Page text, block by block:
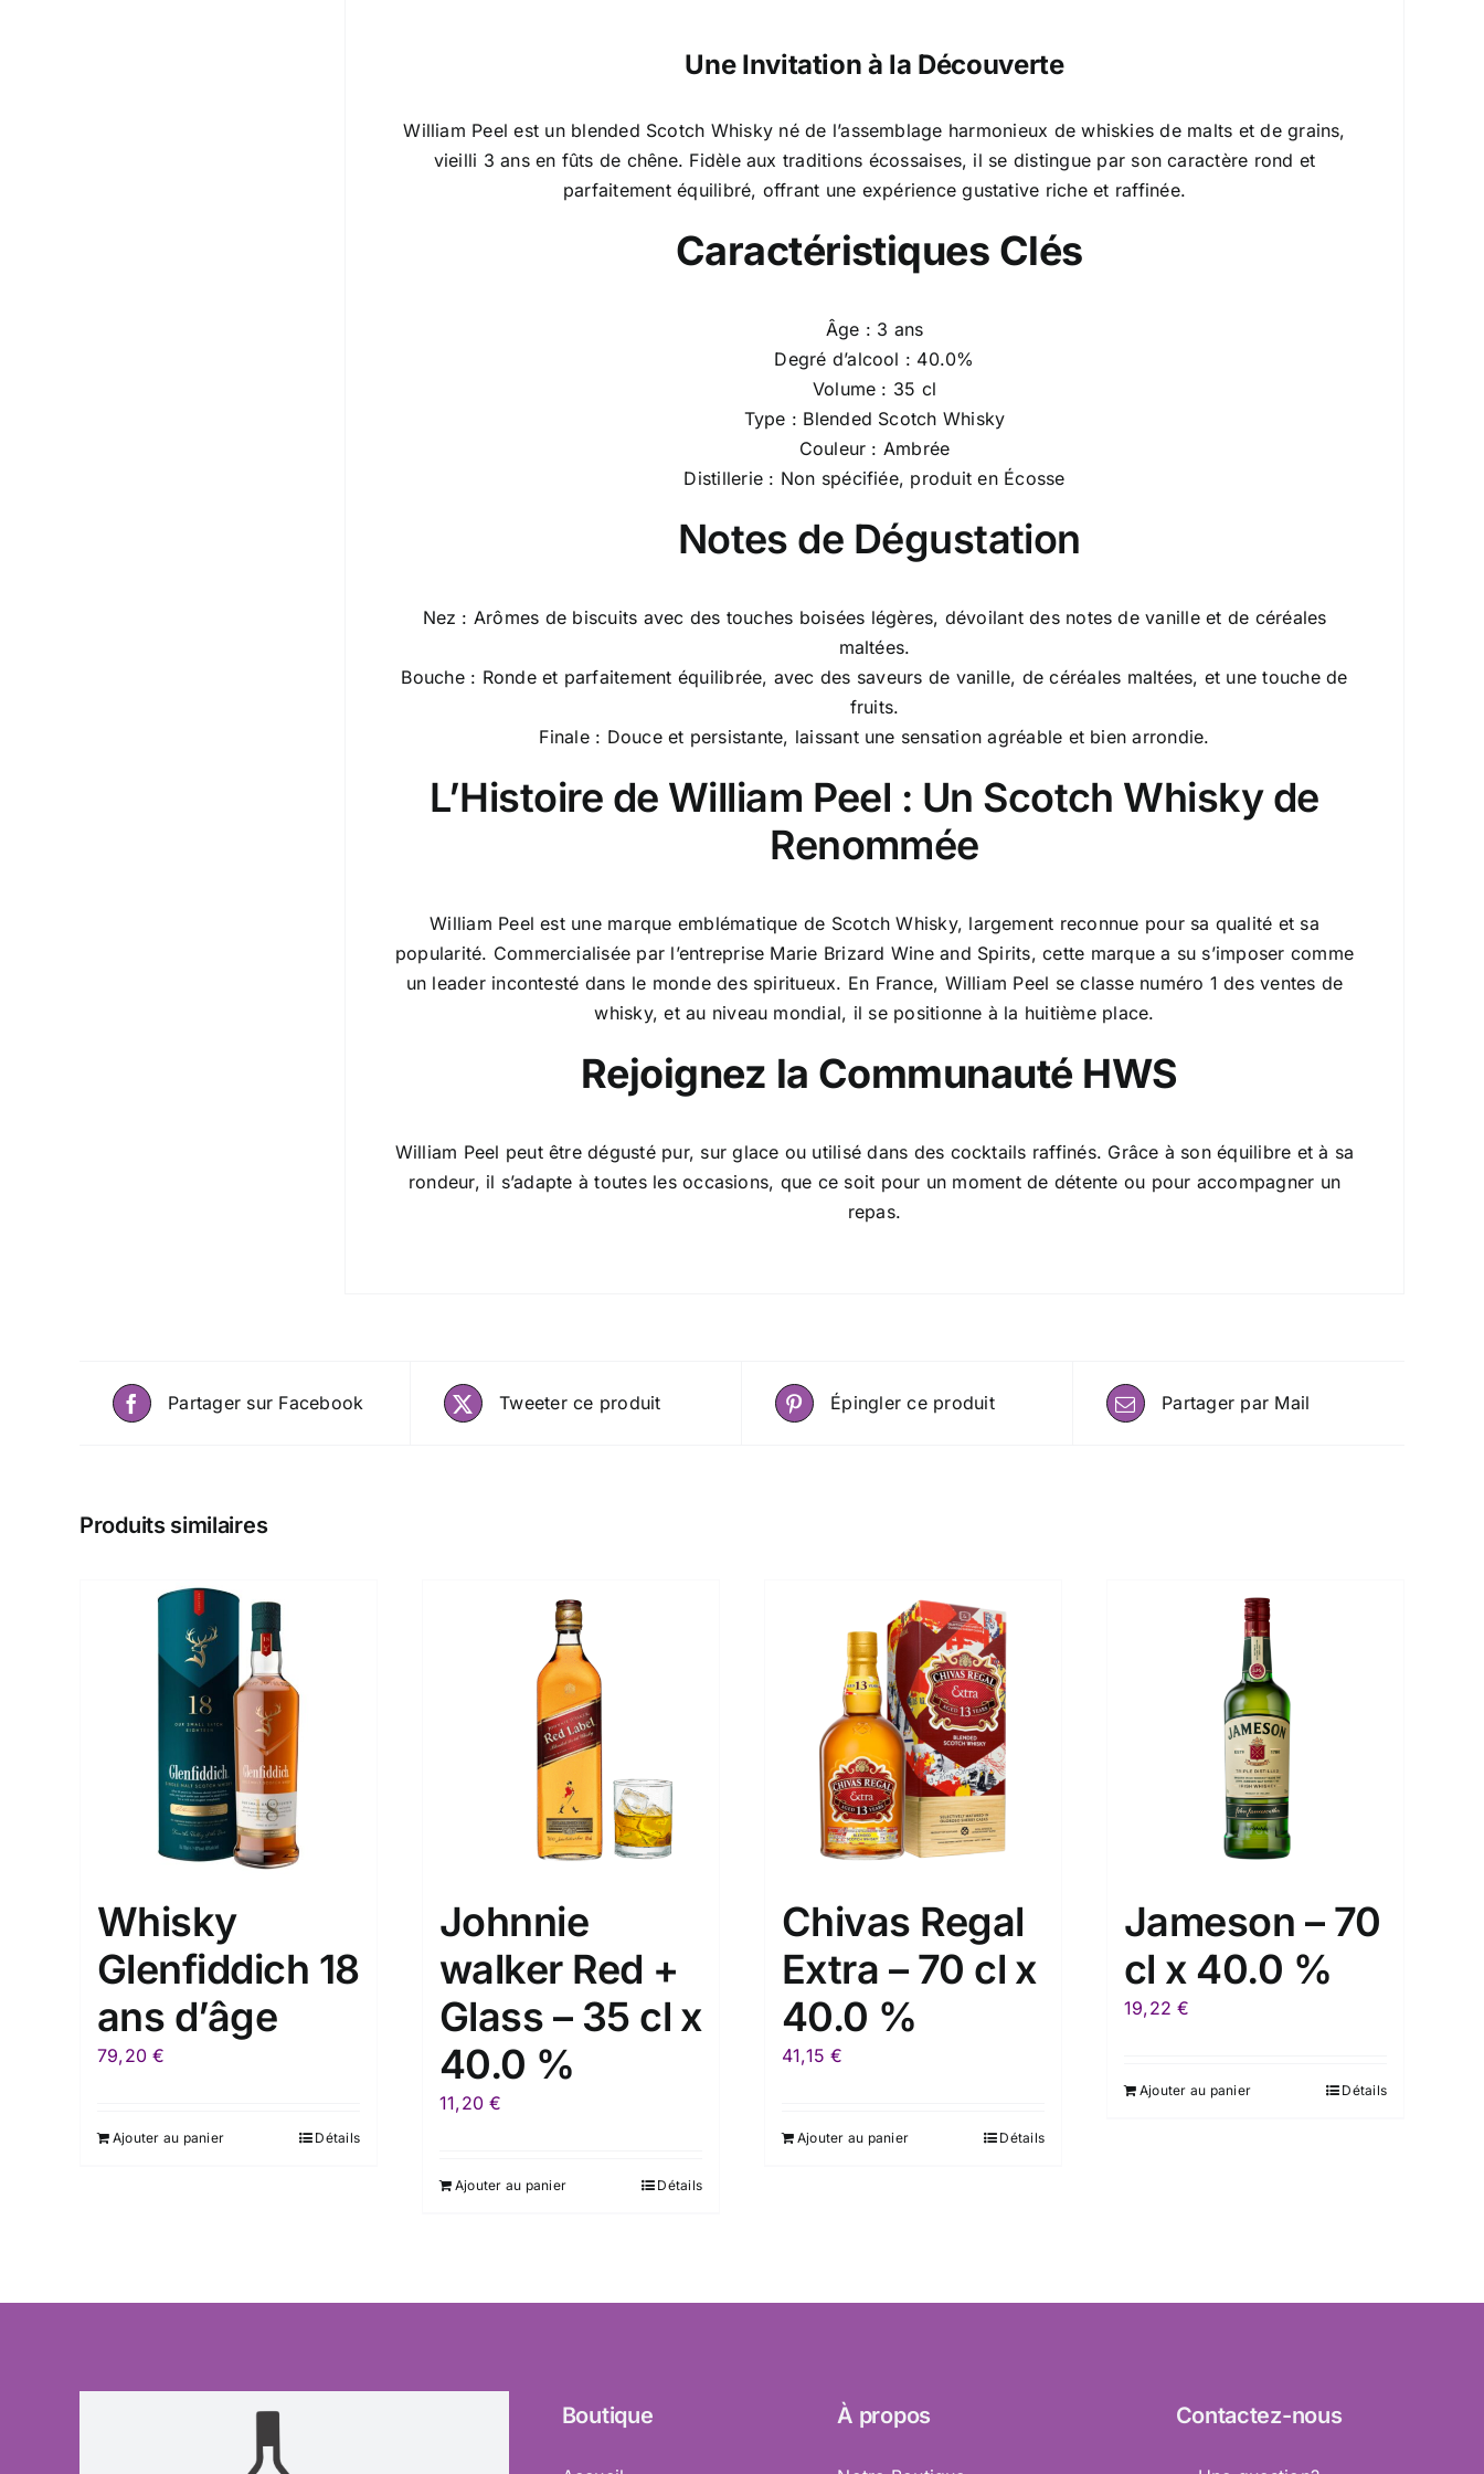
Une Invitation à la Découverte
William Peel est un blended Scotch Whisky né de l’assemblage harmonieux de whiskies de malts et de grains,
vieilli 3 ans en fûts de chêne. Fidèle aux traditions écossaises, il se distingue par son caractère rond et
parfaitement équilibré, offrant une expérience gustative riche et raffinée.
Caractéristiques Clés
Âge : 3 ans
Degré d’alcool : 40.0%
Volume : 35 cl
Type : Blended Scotch Whisky
Couleur : Ambrée
Distillerie : Non spécifiée, produit en Écosse
Notes de Dégustation
Nez : Arômes de biscuits avec des touches boisées légères, dévoilant des notes de vanille et de céréales
maltées.
Bouche : Ronde et parfaitement équilibrée, avec des saveurs de vanille, de céréales maltées, et une touche de
fruits.
Finale : Douce et persistante, laissant une sensation agréable et bien arrondie.
L’Histoire de William Peel : Un Scotch Whisky de
Renommée
William Peel est une marque emblématique de Scotch Whisky, largement reconnue pour sa qualité et sa
popularité. Commercialisée par l’entreprise Marie Brizard Wine and Spirits, cette marque a su s’imposer comme
un leader incontesté dans le monde des spiritueux. En France, William Peel se classe numéro 1 des ventes de
whisky, et au niveau mondial, il se positionne à la huitième place.
Rejoignez la Communauté HWS
William Peel peut être dégusté pur, sur glace ou utilisé dans des cocktails raffinés. Grâce à son équilibre et à sa
rondeur, il s’adapte à toutes les occasions, que ce soit pour un moment de détente ou pour accompagner un
repas.
Partager sur Facebook Tweeter ce produit Épingler ce produit Partager par Mail
Produits similaires
Whisky
Glenfiddich 18
ans d’âge
79,20€
Ajouter au panier Détails
Johnnie
walker Red +
Glass – 35 cl x
40.0 %
11,20€
Ajouter au panier Détails
Chivas Regal
Extra – 70 cl x
40.0 %
41,15€
Ajouter au panier Détails
Jameson – 70
cl x 40.0 %
19,22€
Ajouter au panier Détails
Boutique À propos Contactez-nous